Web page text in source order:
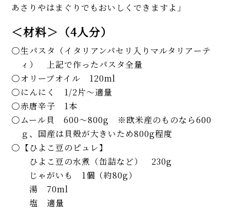
あさりやはまぐりでもおいしくできますよ」
＜材料＞（4人分）
生パスタ（イタリアンパセリ入りマルタリアーテ
ィ） 上記で作ったパスタ全量
オリーブオイル 120ml
にんにく 1/2片～適量
赤唐辛子 1本
ムール貝 600〜800g ※欧米産のものなら600
ｇ、国産は貝殻が大きいため800g程度
【ひよこ豆のピュレ】
ひよこ豆の水煮（缶詰など） 230g
じゃがいも 1個（約80g）
湯 70ml
塩 適量